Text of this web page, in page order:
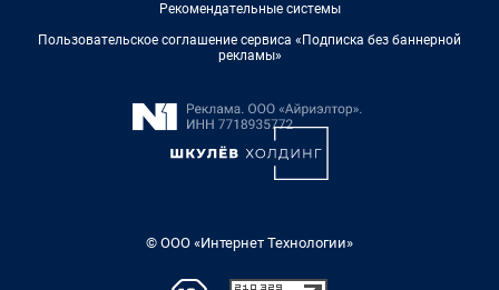
Рекомендательные системы
Пользовательское соглашение сервиса «Подписка без баннерной
рекламы»
© ООО «Интернет Технологии»